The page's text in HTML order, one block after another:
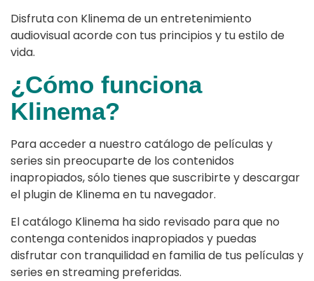
Disfruta con Klinema de un entretenimiento
audiovisual acorde con tus principios y tu estilo de
vida.
¿Cómo funciona
Klinema?
Para acceder a nuestro catálogo de películas y
series sin preocuparte de los contenidos
inapropiados, sólo tienes que suscribirte y descargar
el plugin de Klinema en tu navegador.
El catálogo Klinema ha sido revisado para que no
contenga contenidos inapropiados y puedas
disfrutar con tranquilidad en familia de tus películas y
series en streaming preferidas.